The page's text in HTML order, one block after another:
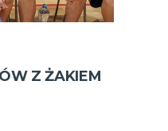
Z ŻAKIEM